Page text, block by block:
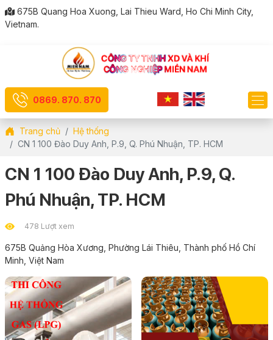
675B Quang Hoa Xuong, Lai Thieu Ward, Ho Chi Minh City,
Vietnam.
0869. 870. 870
Trang chủ
Hệ thống
CN 1 100 Đào Duy Anh, P.9, Q. Phú Nhuận, TP. HCM
CN 1 100 Đào Duy Anh, P.9, Q.
Phú Nhuận, TP. HCM
478 Lượt xem
675B Quảng Hòa Xương, Phường Lái Thiêu, Thành phố Hồ Chí
Minh, Việt Nam